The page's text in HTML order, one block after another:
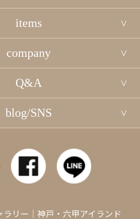
items
company
Q&A
blog/SNS
リー｜神戸・六甲アイランド